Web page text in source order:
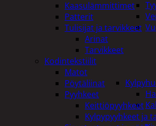
Kaasulämmittimet
Patterit
Tulisijat ja tarvikkeet
Arinat
Tarvikkeet
Kodintekstiilit
Matot
Pöytäliinat
Pyyhkeet
Keittiöpyyhkeet
Kylpypyyhkeet ja